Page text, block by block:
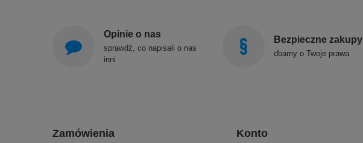
Opinie o nas
sprawdź, co napisali o nas
inni
Bezpieczne zakupy
dbamy o Twoje prawa
Zamówienia Konto